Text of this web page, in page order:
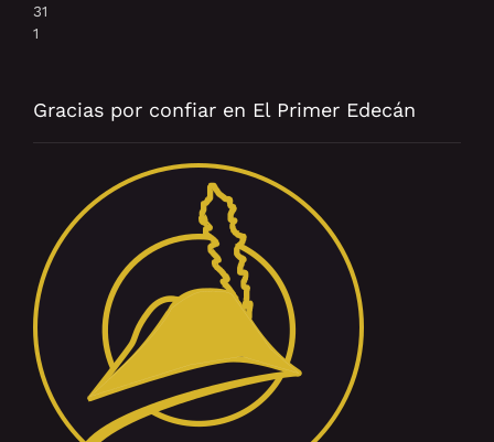
31
1
Gracias por confiar en El Primer Edecán